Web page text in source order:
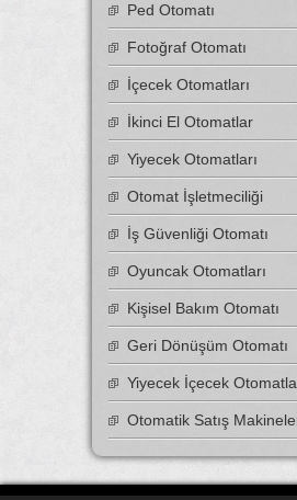
Ped Otomatı
Fotoğraf Otomatı
İçecek Otomatları
İkinci El Otomatlar
Yiyecek Otomatları
Otomat İşletmeciliği
İş Güvenliği Otomatı
Oyuncak Otomatları
Kişisel Bakım Otomatı
Geri Dönüşüm Otomatı
Yiyecek İçecek
Otomatik Satış